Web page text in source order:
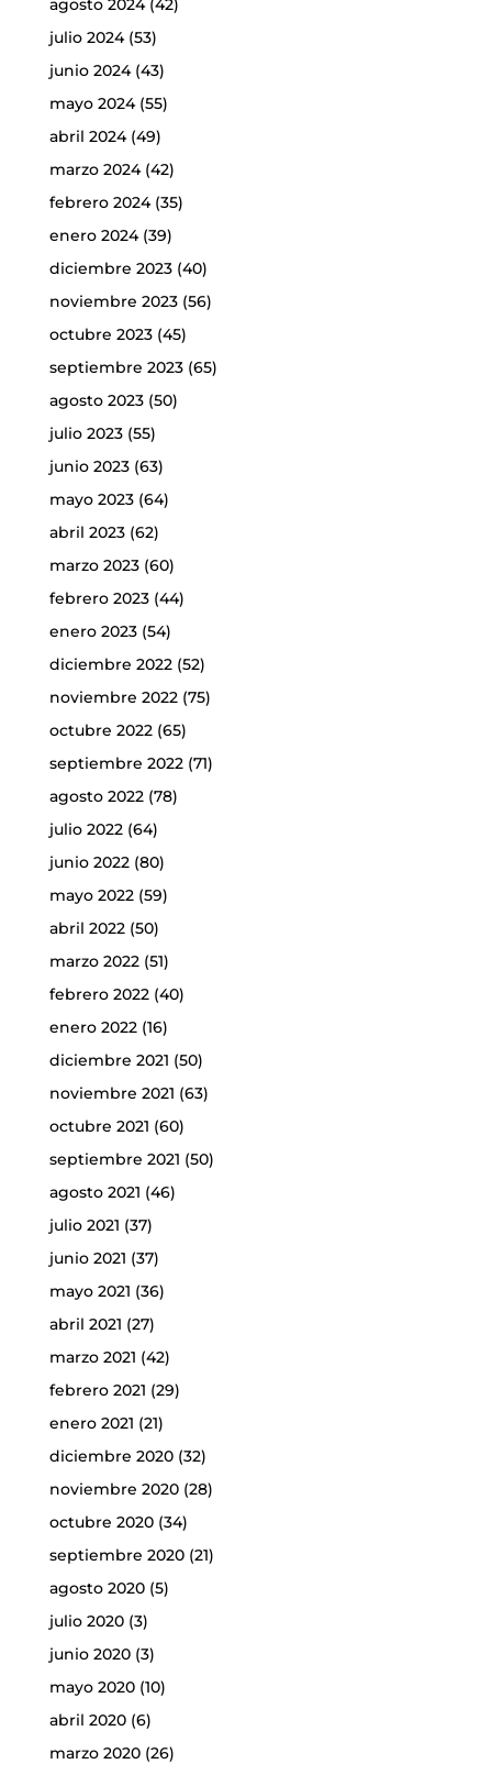
agosto 2024(42)
julio 2024(53)
junio 2024(43)
mayo 2024(55)
abril 2024(49)
marzo 2024(42)
febrero 2024(35)
enero 2024(39)
diciembre 2023(40)
noviembre 2023(56)
octubre 2023(45)
septiembre 2023(65)
agosto 2023(50)
julio 2023(55)
junio 2023(63)
mayo 2023(64)
abril 2023(62)
marzo 2023(60)
febrero 2023(44)
enero 2023(54)
diciembre 2022(52)
noviembre 2022(75)
octubre 2022(65)
septiembre 2022(71)
agosto 2022(78)
julio 2022(64)
junio 2022(80)
mayo 2022(59)
abril 2022(50)
marzo 2022(51)
febrero 2022(40)
enero 2022(16)
diciembre 2021 (50)
noviembre 2021 (63)
octubre 2021 (60)
septiembre 2021 (50)
agosto 2021 (46)
julio 2021 (37)
junio 2021 (37)
mayo 2021 (36)
abril 2021 (27)
marzo 2021 (42)
febrero 2021 (29)
enero 2021 (21)
diciembre 2020(32)
noviembre 2020(28)
octubre 2020(34)
septiembre 2020(21)
agosto 2020(5)
julio 2020(3)
junio 2020(3)
mayo 2020(10)
abril 2020(6)
marzo 2020(26)